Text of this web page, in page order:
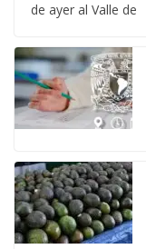
de ayer al Valle de